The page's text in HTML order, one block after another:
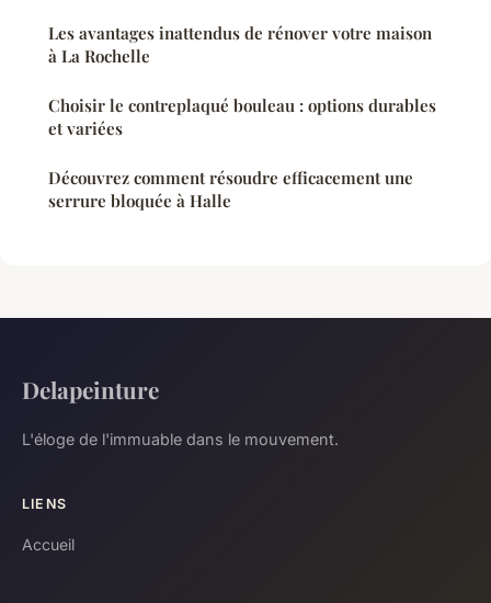
Les avantages inattendus de rénover votre maison
à La Rochelle
Choisir le contreplaqué bouleau : options durables
et variées
Découvrez comment résoudre efficacement une
serrure bloquée à Halle
Delapeinture
L'éloge de l'immuable dans le mouvement.
LIENS
Accueil